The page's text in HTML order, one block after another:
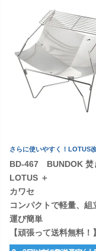
さらに使いやすく！LOTUS
BD-467 BUNDOK 焚
LOTUS ＋
カワセ
コンパクトで軽量、組
運び簡単
【頑張って送料無料！】